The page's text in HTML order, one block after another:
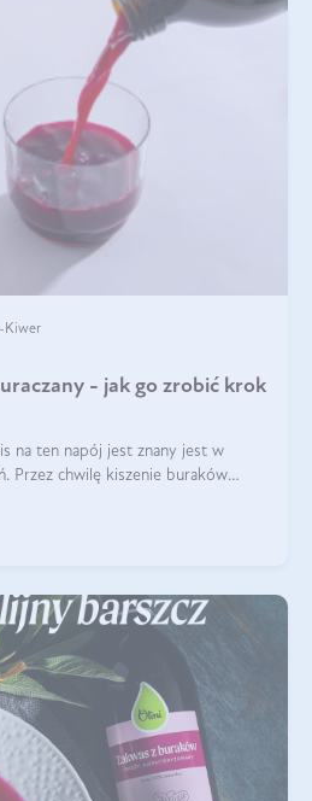
Kiwer
- jak go zrobić krok
na ten napój jest znany jest w
Przez chwilę kiszenie buraków